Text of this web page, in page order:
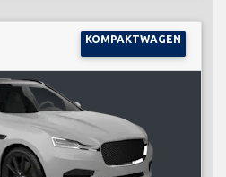
KOMPAKTWAGEN